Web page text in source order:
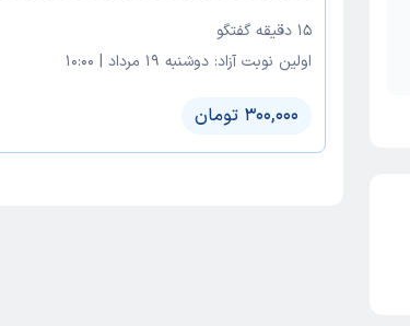
15 دقیقه گفتگو
اولین نوبت آزاد: دوشنبه 19 مرداد |
10:00
300,000 تومان